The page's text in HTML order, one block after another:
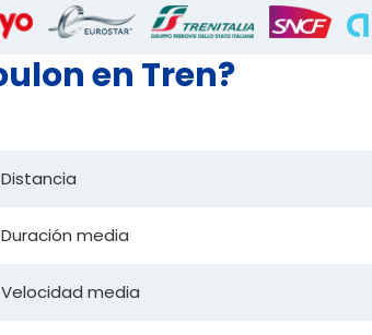
en Tren?
Distancia
Duración media
Velocidad media